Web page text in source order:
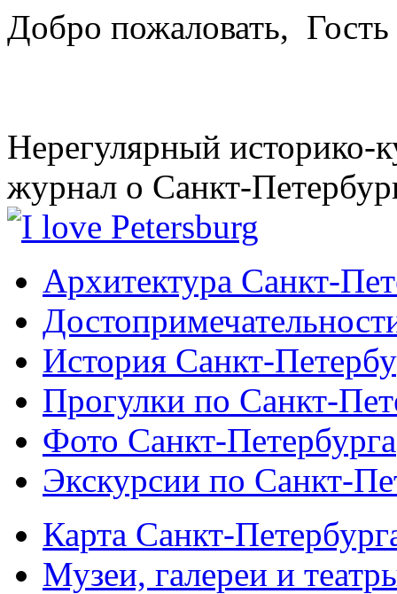
Добро пожаловать, Гость
Нерегулярный историко-
журнал о Санкт-
Архитектура Санкт-
История Санкт-
Прогулки по Санкт-
Фото Санкт-Петербурга
Экскурсии по Санкт-
Карта Санкт-
Музеи, галереи и